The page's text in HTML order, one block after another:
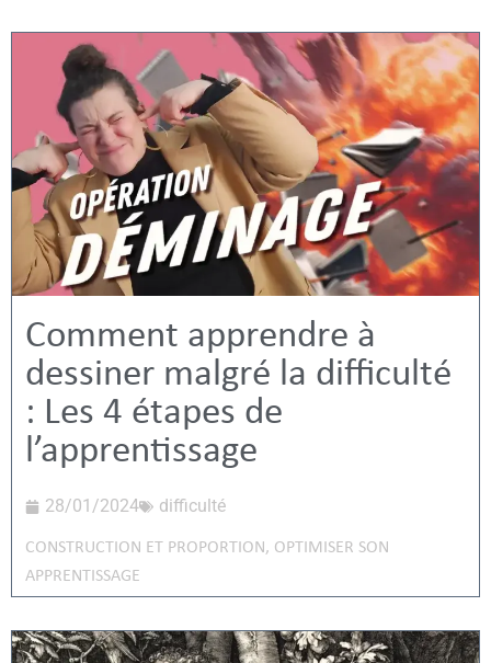
Comment apprendre à
dessiner malgré la difficulté
: Les 4 étapes de
l’apprentissage
28/01/2024 difficulté
CONSTRUCTION ET PROPORTION, OPTIMISER SON
APPRENTISSAGE